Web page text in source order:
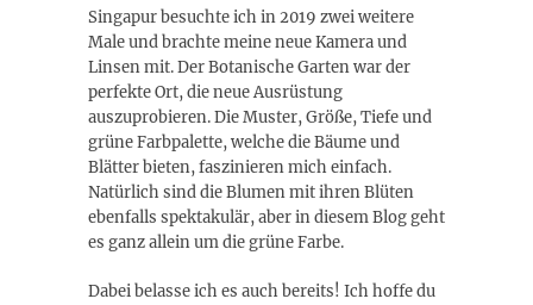
Singapur besuchte ich in 2019 zwei weitere
Male und brachte meine neue Kamera und
Linsen mit. Der Botanische Garten war der
perfekte Ort, die neue Ausrüstung
auszuprobieren. Die Muster, Größe, Tiefe und
grüne Farbpalette, welche die Bäume und
Blätter bieten, faszinieren mich einfach.
Natürlich sind die Blumen mit ihren Blüten
ebenfalls spektakulär, aber in diesem Blog geht
es ganz allein um die grüne Farbe.
Dabei belasse ich es auch bereits! Ich hoffe du